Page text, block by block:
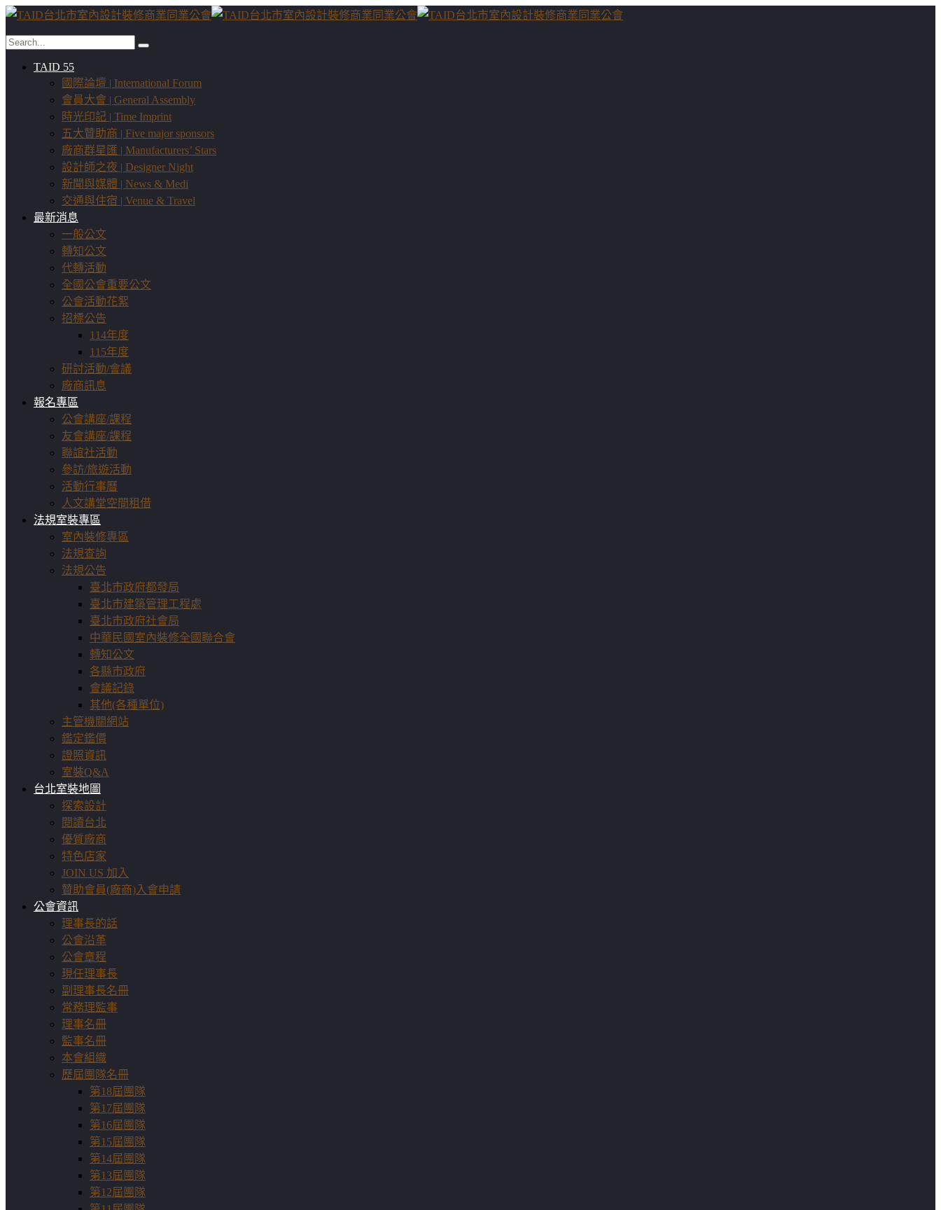
TAID 55
國際論壇 | International Forum
會員大會 | General Assembly
時光印記 | Time Imprint
五大贊助商 | Five major sponsors
廠商群星匯 | Manufacturers’ Stars
設計師之夜 | Designer Night
新聞與媒體 | News & Medi
交通與住宿 | Venue & Travel
最新消息
一般公文
轉知公文
代轉活動
全國公會重要公文
公會活動花絮
招標公告
114年度
115年度
研討活動/會議
廠商訊息
報名專區
公會講座/課程
友會講座/課程
聯誼社活動
參訪/旅遊活動
活動行事曆
人文講堂空間租借
法規室裝專區
室內裝修專區
法規查詢
法規公告
臺北市政府都發局
臺北市建築管理工程處
臺北市政府社會局
中華民國室內裝修全國聯合會
轉知公文
各縣市政府
會議記錄
其他(各種單位)
主管機關網站
鑑定鑑價
證照資訊
室裝Q&A
台北室裝地圖
探索設計
閱讀台北
優質廠商
特色店家
JOIN US 加入
贊助會員(廠商)入會申請
公會資訊
理事長的話
公會沿革
公會章程
現任理事長
副理事長名冊
常務理監事
理事名冊
監事名冊
本會組織
歷屆團隊名冊
第18屆團隊
第17屆團隊
第16屆團隊
第15屆團隊
第14屆團隊
第13屆團隊
第12屆團隊